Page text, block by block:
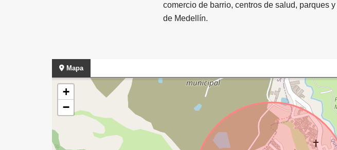
comercio de barrio, centros de salud, parques
de Medellín.
Mapa
+
−